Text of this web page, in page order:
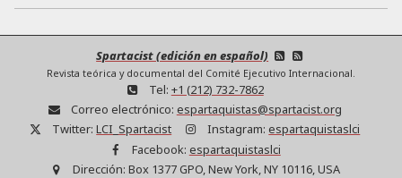
Spartacist (edición en español)
Revista teórica y documental del Comité Ejecutivo Internacional.
Tel: +1 (212) 732-7862
Correo electrónico: espartaquistas@spartacist.org
Twitter: LCI_Spartacist Instagram: espartaquistaslci
Facebook: espartaquistaslci
Dirección: Box 1377 GPO, New York, NY 10116, USA